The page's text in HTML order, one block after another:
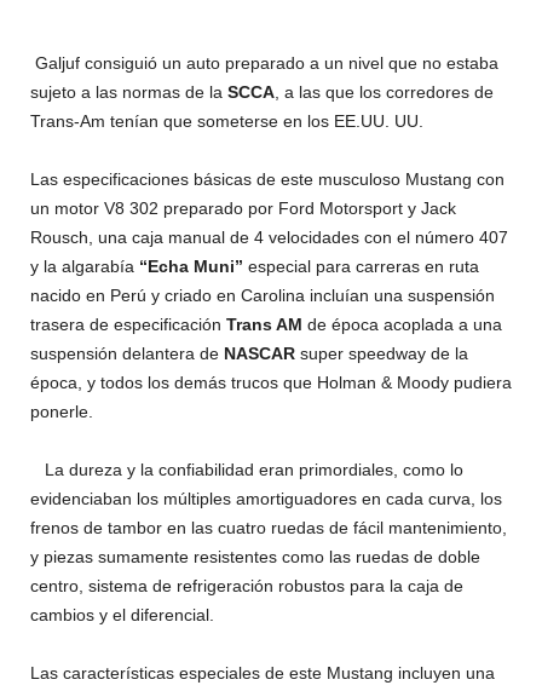
Galjuf consiguió un auto preparado a un nivel que no estaba
sujeto a las normas de la SCCA, a las que los corredores de
Trans-Am tenían que someterse en los EE.UU. UU.
Las especificaciones básicas de este musculoso Mustang con
un motor V8 302 preparado por Ford Motorsport y Jack
Rousch, una caja manual de 4 velocidades con el número 407
y la algarabía “Echa Muni” especial para carreras en ruta
nacido en Perú y criado en Carolina incluían una suspensión
trasera de especificación Trans AM de época acoplada a una
suspensión delantera de NASCAR super speedway de la
época, y todos los demás trucos que Holman & Moody pudiera
ponerle.
La dureza y la confiabilidad eran primordiales, como lo
evidenciaban los múltiples amortiguadores en cada curva, los
frenos de tambor en las cuatro ruedas de fácil mantenimiento,
y piezas sumamente resistentes como las ruedas de doble
centro, sistema de refrigeración robustos para la caja de
cambios y el diferencial.
Las características especiales de este Mustang incluyen una